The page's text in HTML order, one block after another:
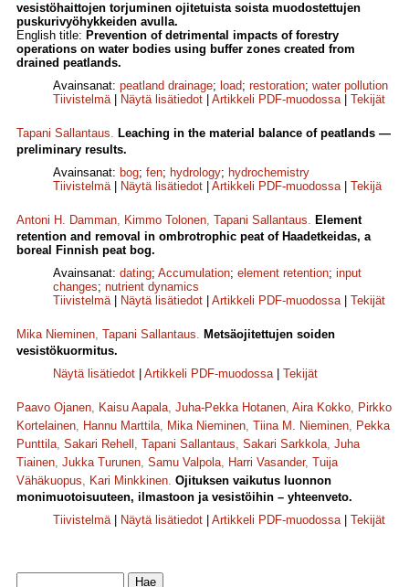
vesistöhaittojen torjuminen ojitetuista soista muodostettujen
puskurivyöhykkeiden avulla.
English title: Prevention of detrimental impacts of forestry
operations on water bodies using buffer zones created from
drained peatlands.
Avainsanat: peatland drainage; load; restoration; water pollution
Tiivistelmä| Näytä lisätiedot Artikkeli PDF-muodossa| Tekijät
Tapani Sallantaus. Leaching in the material balance of peatlands —
preliminary results.
Avainsanat: bog; fen; hydrology; hydrochemistry
Tiivistelmä| Näytä lisätiedot Artikkeli PDF-muodossa| Tekijä
Antoni H. Damman, Kimmo Tolonen, Tapani Sallantaus. Element
retention and removal in ombrotrophic peat of Haadetkeidas, a
boreal Finnish peat bog.
Avainsanat: dating; Accumulation; element retention; input
changes; nutrient dynamics
Tiivistelmä| Näytä lisätiedot Artikkeli PDF-muodossa| Tekijät
Mika Nieminen, Tapani Sallantaus. Metsäojitettujen soiden
vesistökuormitus.
Näytä lisätiedot
Artikkeli PDF-muodossa| Tekijät
Paavo Ojanen, Kaisu Aapala, Juha-Pekka Hotanen, Aira Kokko, Pirkko
Kortelainen, Hannu Marttila, Mika Nieminen, Tiina M. Nieminen, Pekka
Punttila, Sakari Rehell , Tapani Sallantaus, Sakari Sarkkola, Juha
Tiainen, Jukka Turunen, Samu Valpola, Harri Vasander, Tuija
Vähäkuopus, Kari Minkkinen. Ojituksen vaikutus luonnon
monimuotoisuuteen, ilmastoon ja vesistöihin – yhteenveto.
Tiivistelmä| Näytä lisätiedot Artikkeli PDF-muodossa| Tekijät